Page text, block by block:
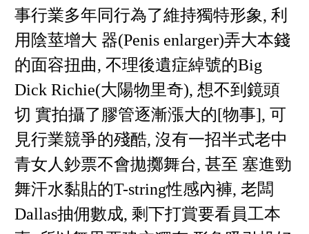
事行業多年同行為了維持獨特形象, 利
用陰莖增大 器(Penis enlarger)弄大本錢
的面容扭曲, 不理後遺症綽號的Big
Dick Richie(大陽物里奇), 想不到鏡頭
切 實拍攝了膠管逐漸漲大的[物事], 可
見行業競爭的殘酷, 沒有一招半式老中
青女人鈔票不會拋擲舞台, 甚至 塞進勁
舞汗水黏貼的T-string性感內褲, 老闆
Dallas抽佣數成, 剩下打賞要看員工本